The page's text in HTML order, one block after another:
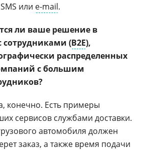
или e-mail.
ли ваше решение в
(B2E),
распределенных
с большим
конечно. Есть примеры
сервисов службами доставки.
автомобиля должен
заказ, а также время подачи